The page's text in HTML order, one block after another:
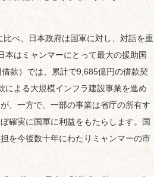
べ、日本政府は国軍に対し、対話を重
はミャンマーにとって最大の援助国
款）では、累計で9,685億円の借款契
による大規模インフラ建設事業を進め
、一方で、一部の事業は省庁の所有す
確実に国軍に利益をもたらします。国
を今後数十年にわたりミャンマーの市